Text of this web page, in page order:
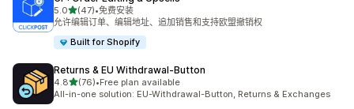
5.0星（满分 5 星）
(47)
总共 47 条评论
•免费安装
允许编辑订单、编辑地址、追加销售和支持欧盟撤销权
Built for Shopify
Returns & EU Withdrawal‑Button
4.8星（满分 5 星）
(76)
总共 76 条评论
•Free plan available
All-in-one solution: EU-Withdrawal-Button, Returns & Exchanges